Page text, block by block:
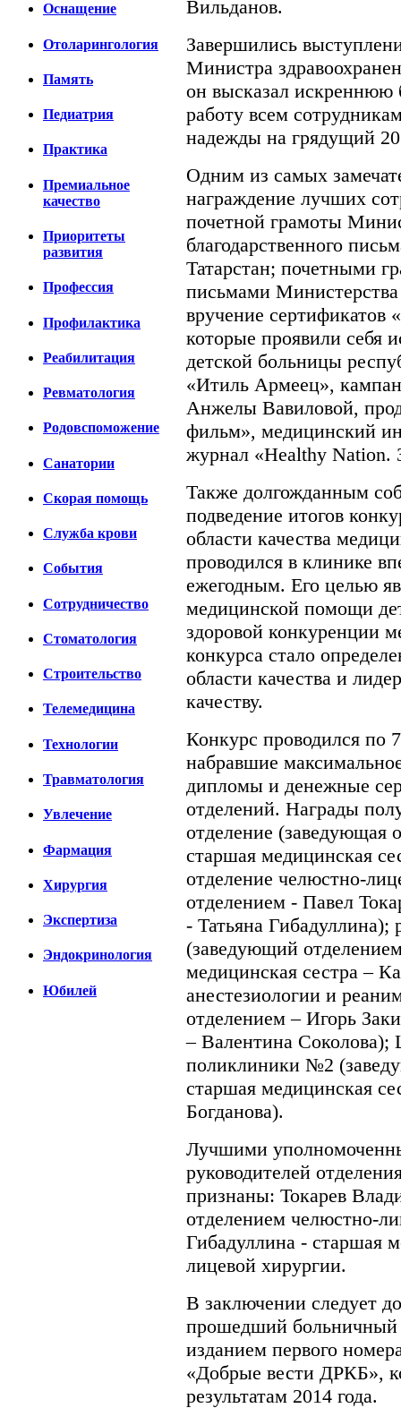
Оснащение
Отоларингология
Память
Педиатрия
Практика
Премиальное
качество
Приоритеты
развития
Профессия
Профилактика
Реабилитация
Ревматология
Родовспоможение
Санатории
Скорая помощь
Cлужба крови
События
Сотрудничество
Стоматология
Строительство
Телемедицина
Технологии
Травматология
Увлечение
Фармация
Хирургия
Экспертиза
Эндокринология
Юбилей
Вильданов.
Завершились
Министра
он высказал искреннюю
работу всем
надежды на грядущий
Одним из самых
награждение лучших
почетной грамоты
благодарственного
Татарстан; почетными
письмами Министерства
вручение
которые проявили себя
детской больницы
«Итиль Армеец»,
Анжелы Вавиловой,
фильм», медицинский
журнал «Healthy Nation.
Также долгожданным
подведение итогов
области качества
проводился в клинике
ежегодным. Его целью
медицинской помощи
здоровой конкуренции
конкурса стало
области качества и
качеству.
Конкурс проводился по
набравшие
дипломы и денежные
отделений. Награды
отделение
старшая медицинская
отделение челюстно-
отделением - Павел
- Татьяна Гибадуллина);
(заведующий
медицинская сестра –
анестезиологии и
отделением – Игорь
– Валентина Соколова);
поликлиники №2
старшая медицинская
Богданова).
Лучшими
руководителей
признаны: Токарев
отделением челюстно-
Гибадуллина - старшая
лицевой хирургии.
В заключении следует
прошедший больничный
изданием первого
«Добрые вести ДРКБ»,
результатам 2014 года.